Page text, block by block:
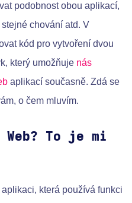
podobnost obou aplikací,
stejné chování atd. V
kód pro vytvoření dvou
který umožňuje nás
aplikací současně. Zdá se
o čem mluvím.
To je mi
která používá funkci